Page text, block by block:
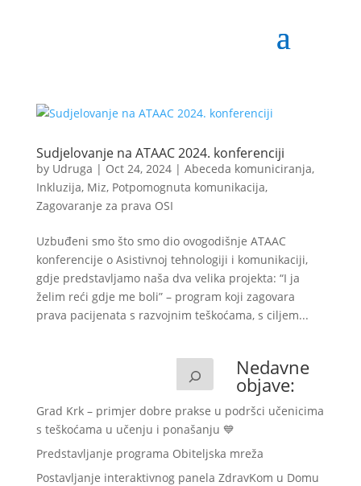
Sudjelovanje na ATAAC 2024. konferenciji
by Udruga | Oct 24, 2024| Abeceda komuniciranja,
Inkluzija, Miz, Potpomognuta komunikacija,
Zagovaranje za prava OSI
Uzbuđeni smo što smo dio ovogodišnje ATAAC
konferencije o Asistivnoj tehnologiji i komunikaciji,
gdje predstavljamo naša dva velika projekta: “I ja
želim reći gdje me boli” – program koji zagovara
prava pacijenata s razvojnim teškoćama, s ciljem...
Nedavne
objave:
Grad Krk – primjer dobre prakse u podršci učenicima
s teškoćama u učenju i ponašanju 💙
Predstavljanje programa Obiteljska mreža
Postavljanje interaktivnog panela ZdravKom u Domu